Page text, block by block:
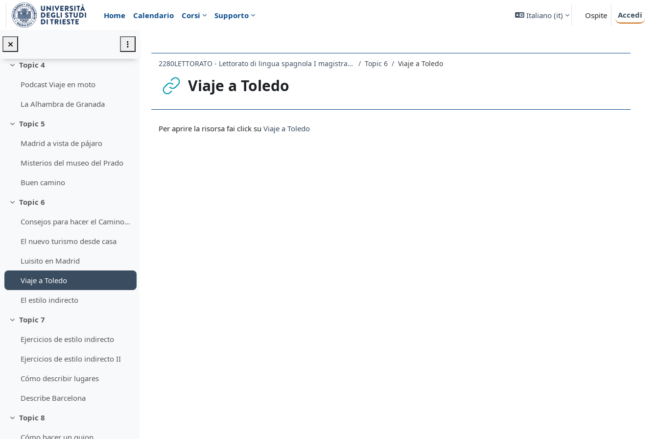
Vai al contenuto principale
Home
Calendario Corsi Supporto Italiano ‎(it)‎ Ospite Accedi
Minimizza
Topic 3
Guia del castillo de Chapultepec
Minimizza
Topic 4
Podcast Viaje en moto
La Alhambra de Granada
Minimizza
Topic 5
Madrid a vista de pájaro
Misterios del museo del Prado
Buen camino
Minimizza
Topic 6
Consejos para hacer el Camino de Santiago
El nuevo turismo desde casa
Luisito en Madrid
Viaje a Toledo
El estilo indirecto
Minimizza
Topic 7
Ejercicios de estilo indirecto
Ejercicios de estilo indirecto II
Cómo describir lugares
Describe Barcelona
Minimizza
Topic 8
2280LETTORATO - Lettorato di lingua spagnola I magistrale 2021 Topic 6 Viaje a Toledo
Viaje a Toledo
Per aprire la risorsa fai click su Viaje a Toledo